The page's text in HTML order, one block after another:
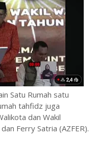
Satu Rumah satu
tahfidz juga
dan Wakil
Ferry Satria (AZFER).